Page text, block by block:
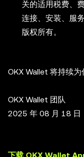
关的适用税费、
连接、安装、服
版权所有。
OKX Wallet 将持续为
OKX Wallet 团队
2025 年 08 月 18 日